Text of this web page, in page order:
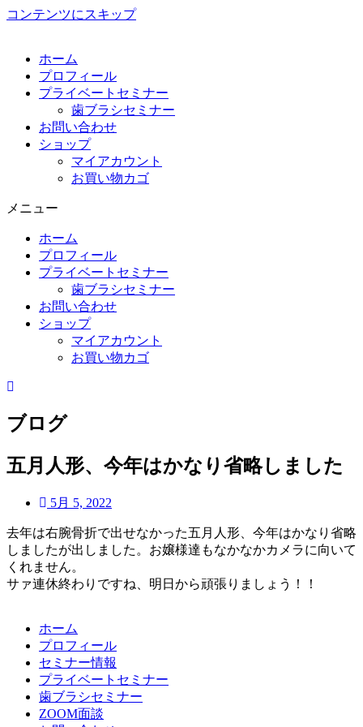
コンテンツにスキップ
ホーム
プロフィール
プライベートセミナー
歯ブラシセミナー
お問い合わせ
ショップ
マイアカウント
お買い物カゴ
メニュー
ホーム
プロフィール
プライベートセミナー
歯ブラシセミナー
お問い合わせ
ショップ
マイアカウント
お買い物カゴ
ブログ
五月人形、今年はかなり省略しました
5月 5, 2022
去年は右腕骨折で出せなかった五月人形、今年はかなり省略
しましたが出しました。お嬢様達もなかなかカメラに向いて
くれません。
サァ連休終わりですね、明日から頑張りましょう！！
ホーム
プロフィール
セミナー情報
プライベートセミナー
歯ブラシセミナー
ZOOM面談